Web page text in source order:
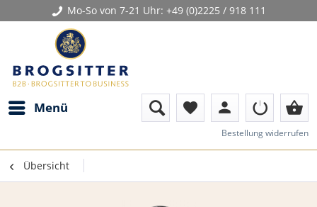
Mo-So von 7-21 Uhr: +49 (0)2225 / 918 111
Menü favorite person shopping_basket
Bestellung widerrufen
Übersicht